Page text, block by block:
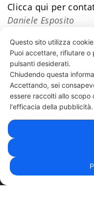
​Clicca qui per
Daniele Esposito
54 LIKES
331 818 4777DANIELE
|
Questo sito utilizza
Puoi accettare, rifiutare o
pulsanti desiderati.
Chiudendo questa
Accettando, sei
essere raccolti allo scopo
l'efficacia della pubblicità.